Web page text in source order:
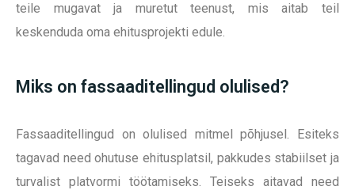
teile mugavat ja muretut teenust, mis aitab teil
keskenduda oma ehitusprojekti edule.
Miks on fassaaditellingud olulised?
Fassaaditellingud on olulised mitmel põhjusel. Esiteks
tagavad need ohutuse ehitusplatsil, pakkudes stabiilset ja
turvalist platvormi töötamiseks. Teiseks aitavad need